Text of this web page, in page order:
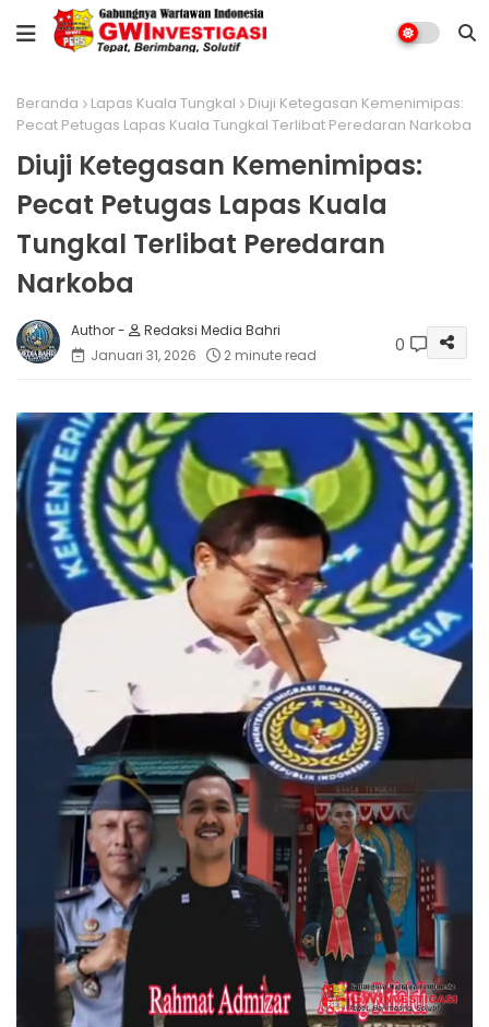
Beranda Lapas Kuala Tungkal
Diuji Ketegasan Kemenimipas:
Pecat Petugas Lapas Kuala Tungkal Terlibat Peredaran Narkoba
Diuji Ketegasan Kemenimipas:
Pecat Petugas Lapas Kuala
Tungkal Terlibat Peredaran
Narkoba
Redaksi Media Bahri
Januari 31, 2026
2 minute read 0